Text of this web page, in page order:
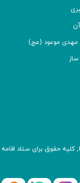
مهدی موعود (عج)